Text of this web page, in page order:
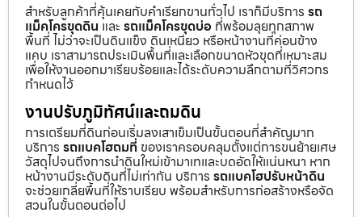
สำหรับลูกค้าที่คุ้นเคยกับคำเรียกขานทั่วไป เราก็มีบริการ รถ
แม็คโครขุดดิน และ รถแม็คโครขุดบ่อ ที่พร้อมลุยทุกสภาพ
พื้นที่ ไม่ว่าจะเป็นดินแข็ง ดินเหนียว หรือหน้างานที่ค่อนข้าง
แคบ เราสามารถประเมินพื้นที่และเลือกขนาดหัวขุดที่เหมาะสม
เพื่อให้งานออกมาเรียบร้อยและได้ระดับความลึกตามที่วิศวกร
กำหนดไว้
งานปรับภูมิทัศน์และถมดิน
การเตรียมที่ดินก่อนเริ่มลงเสาเข็มเป็นขั้นตอนที่สำคัญมาก
บริการ รถแบคโฮถมที่ ของเราครอบคลุมตั้งแต่การขนย้ายเศษ
วัสดุไปจนถึงการนำดินใหม่เข้ามาเทและบดอัดให้แน่นหนา หาก
หน้างานมีระดับดินที่ไม่เท่ากัน บริการ รถแบคโฮปรับหน้าดิน
จะช่วยเกลี่ยพื้นที่ให้ราบเรียบ พร้อมสำหรับการก่อสร้างหรือจัด
สวนในขั้นตอนต่อไป